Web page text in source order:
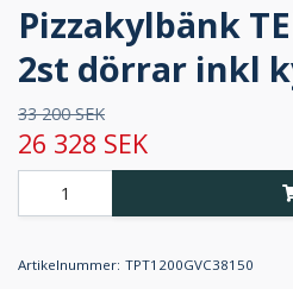
Pizzakylbänk
2st dörrar inkl
33 200 SEK
26 328 SEK
Artikelnummer: TPT1200GVC38150